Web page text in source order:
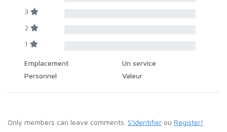
3
2
1
Emplacement
Un service
Personnel
Valeur
Only members can leave comments. S'identifier ou Register!